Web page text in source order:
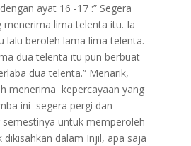
ayat 16 -17 :” Segera
menerima lima telenta itu. Ia
lalu beroleh lama lima telenta.
dua telenta itu pun berbuat
dua telenta.” Menarik,
menerima kepercayaan yang
ini segera pergi dan
untuk memperoleh
dikisahkan dalam Injil, apa saja